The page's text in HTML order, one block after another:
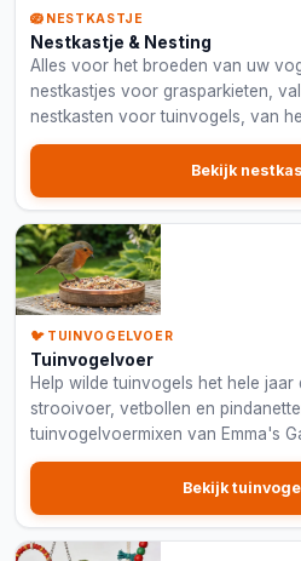
🪺 NESTKASTJE
Nestkastje & Nesting
Alles voor het broeden van uw
nestkastjes voor grasparkieten,
nestkasten voor tuinvogels, van
kokosvezels en nestmateriaal.
Bekijk
🐦 TUINVOGELVOER
Tuinvogelvoer
Help wilde tuinvogels het hele
strooivoer, vetbollen en
tuinvogelvoermixen van Emma's
zonnebloempitten, pinda's en
Bekijk